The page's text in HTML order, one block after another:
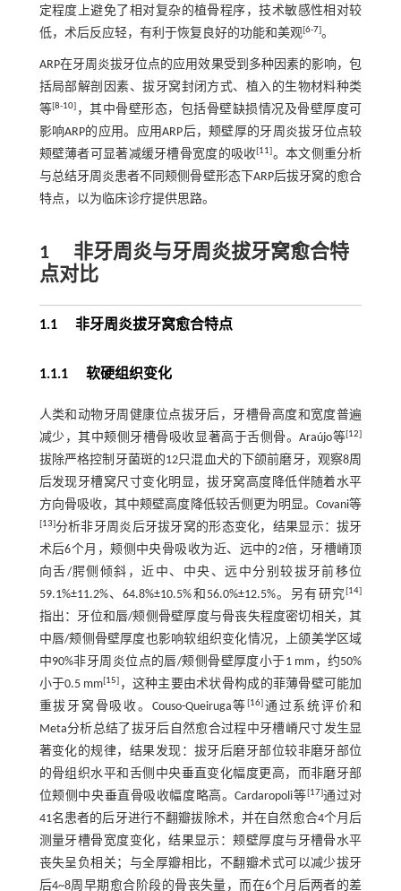
定程度上避免了相对复杂的植骨程序，技术敏感性相对较
低，术后反应轻，有利于恢复良好的功能和美观[6-7]。
ARP在牙周炎拔牙位点的应用效果受到多种因素的影响，包
括局部解剖因素、拔牙窝封闭方式、植入的生物材料种类
等[8-10] ，其中骨壁形态，包括骨壁缺损情况及骨壁厚度可
影响ARP的应用。应用ARP后，颊壁厚的牙周炎拔牙位点较
颊壁薄者可显著减缓牙槽骨宽度的吸收[11]。本文侧重分析
与总结牙周炎患者不同颊侧骨壁形态下ARP后拔牙窝的愈合
特点，以为临床诊疗提供思路。
1非牙周炎与牙周炎拔牙窝愈合特
点对比
1.1 非牙周炎拔牙窝愈合特点
1.1.1 软硬组织变化
人类和动物牙周健康位点拔牙后，牙槽骨高度和宽度普遍
减少，其中颊侧牙槽骨吸收显著高于舌侧骨。Araújo等[12]
拔除严格控制牙菌斑的12只混血犬的下颌前磨牙，观察8周
后发现牙槽窝尺寸变化明显，拔牙窝高度降低伴随着水平
方向骨吸收，其中颊壁高度降低较舌侧更为明显。Covani等
[13]分析非牙周炎后牙拔牙窝的形态变化，结果显示：拔牙
术后6个月，颊侧中央骨吸收为近、远中的2倍，牙槽嵴顶
向舌/腭侧倾斜，近中、中央、远中分别较拔牙前移位
59.1%±11.2%、64.8%±10.5%和56.0%±12.5%。另有研究[14]
指出：牙位和唇/颊侧骨壁厚度与骨丧失程度密切相关，其
中唇/颊侧骨壁厚度也影响软组织变化情况，上颌美学区域
中90%非牙周炎位点的唇/颊侧骨壁厚度小于1 mm，约50%
小于0.5 mm[15] ，这种主要由术状骨构成的菲薄骨壁可能加
重拔牙窝骨吸收。Couso-Queiruga等[16] 通过系统评价和
Meta分析总结了拔牙后自然愈合过程中牙槽嵴尺寸发生显
著变化的规律，结果发现：拔牙后磨牙部位较非磨牙部位
的骨组织水平和舌侧中央垂直变化幅度更高，而非磨牙部
位颊侧中央垂直骨吸收幅度略高。Cardaropoli等[17]通过对
41名患者的后牙进行不翻瓣拔除术，并在自然愈合4个月后
测量牙槽骨宽度变化，结果显示：颊壁厚度与牙槽骨水平
丧失呈负相关；与全厚瓣相比，不翻瓣术式可以减少拔牙
后4~8周早期愈合阶段的骨丧失量，而在6个月后两者的差